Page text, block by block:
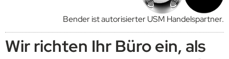
Bender ist autorisierter USM Handelspartner.
Wir richten Ihr Büro ein, als